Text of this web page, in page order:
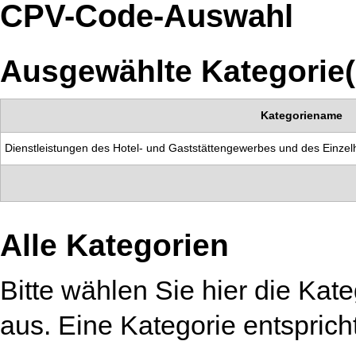
CPV-Code-Auswahl
Ausgewählte
Kategoriename
Dienstleistungen des Hotel- und Gaststättengewerbes und des
Alle Kategorien
Bitte wählen Sie hier die
aus. Eine Kategorie